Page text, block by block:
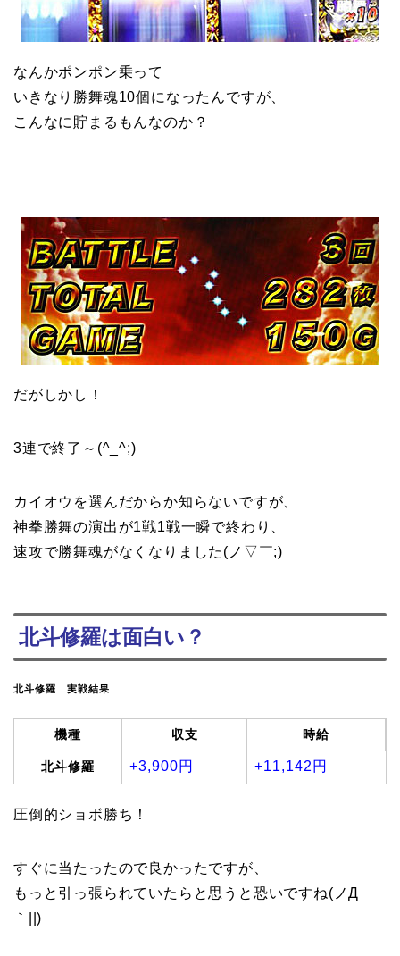
なんかポンポン乗って
いきなり勝舞魂10個になったんですが、
こんなに貯まるもんなのか？
だがしかし！
3連で終了～(^_^;)
カイオウを選んだからか知らないですが、
神拳勝舞の演出が1戦1戦一瞬で終わり、
速攻で勝舞魂がなくなりました(ノ▽￣;)
北斗修羅は面白い？
北斗修羅 実戦結果
機種 収支 時給
北斗修羅 +3,900円 +11,142円
圧倒的ショボ勝ち！
すぐに当たったので良かったですが、
もっと引っ張られていたらと思うと恐いですね(ノД
｀||)